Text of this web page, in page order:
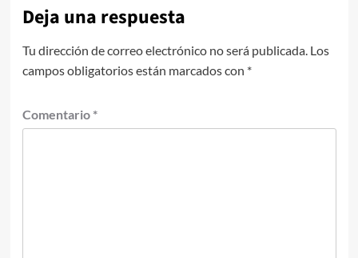
Deja una respuesta
Tu dirección de correo electrónico no será publicada. Los
campos obligatorios están marcados con *
Comentario *